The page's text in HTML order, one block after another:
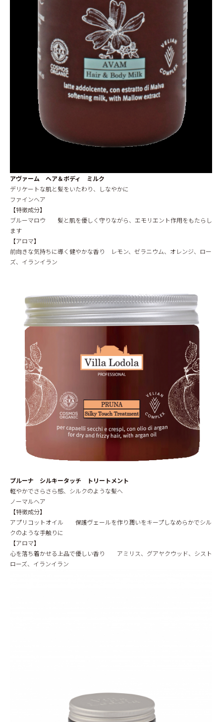
アヴァーム ヘア＆ボディ ミルク
デリケートな肌と髪をいたわり、しなやかに
ファインヘア
【特徴成分】
ブルーマロウ 髪と肌を優しく守りながら、エモリエント作用をもたらし
ます
【アロマ】
前向きな気持ちに導く健やかな香り レモン、ゼラニウム、オレンジ、ロー
ズ、イランイラン
プルーナ シルキータッチ トリートメント
軽やかでさらさら感、シルクのような髪へ
ノーマルヘア
【特徴成分】
アプリコットオイル 保護ヴェールを作り潤いをキープしなめらかでシル
クのような手触りに
【アロマ】
心を落ち着かせる上品で優しい香り アミリス、グアヤクウッド、シスト
ローズ、イランイラン